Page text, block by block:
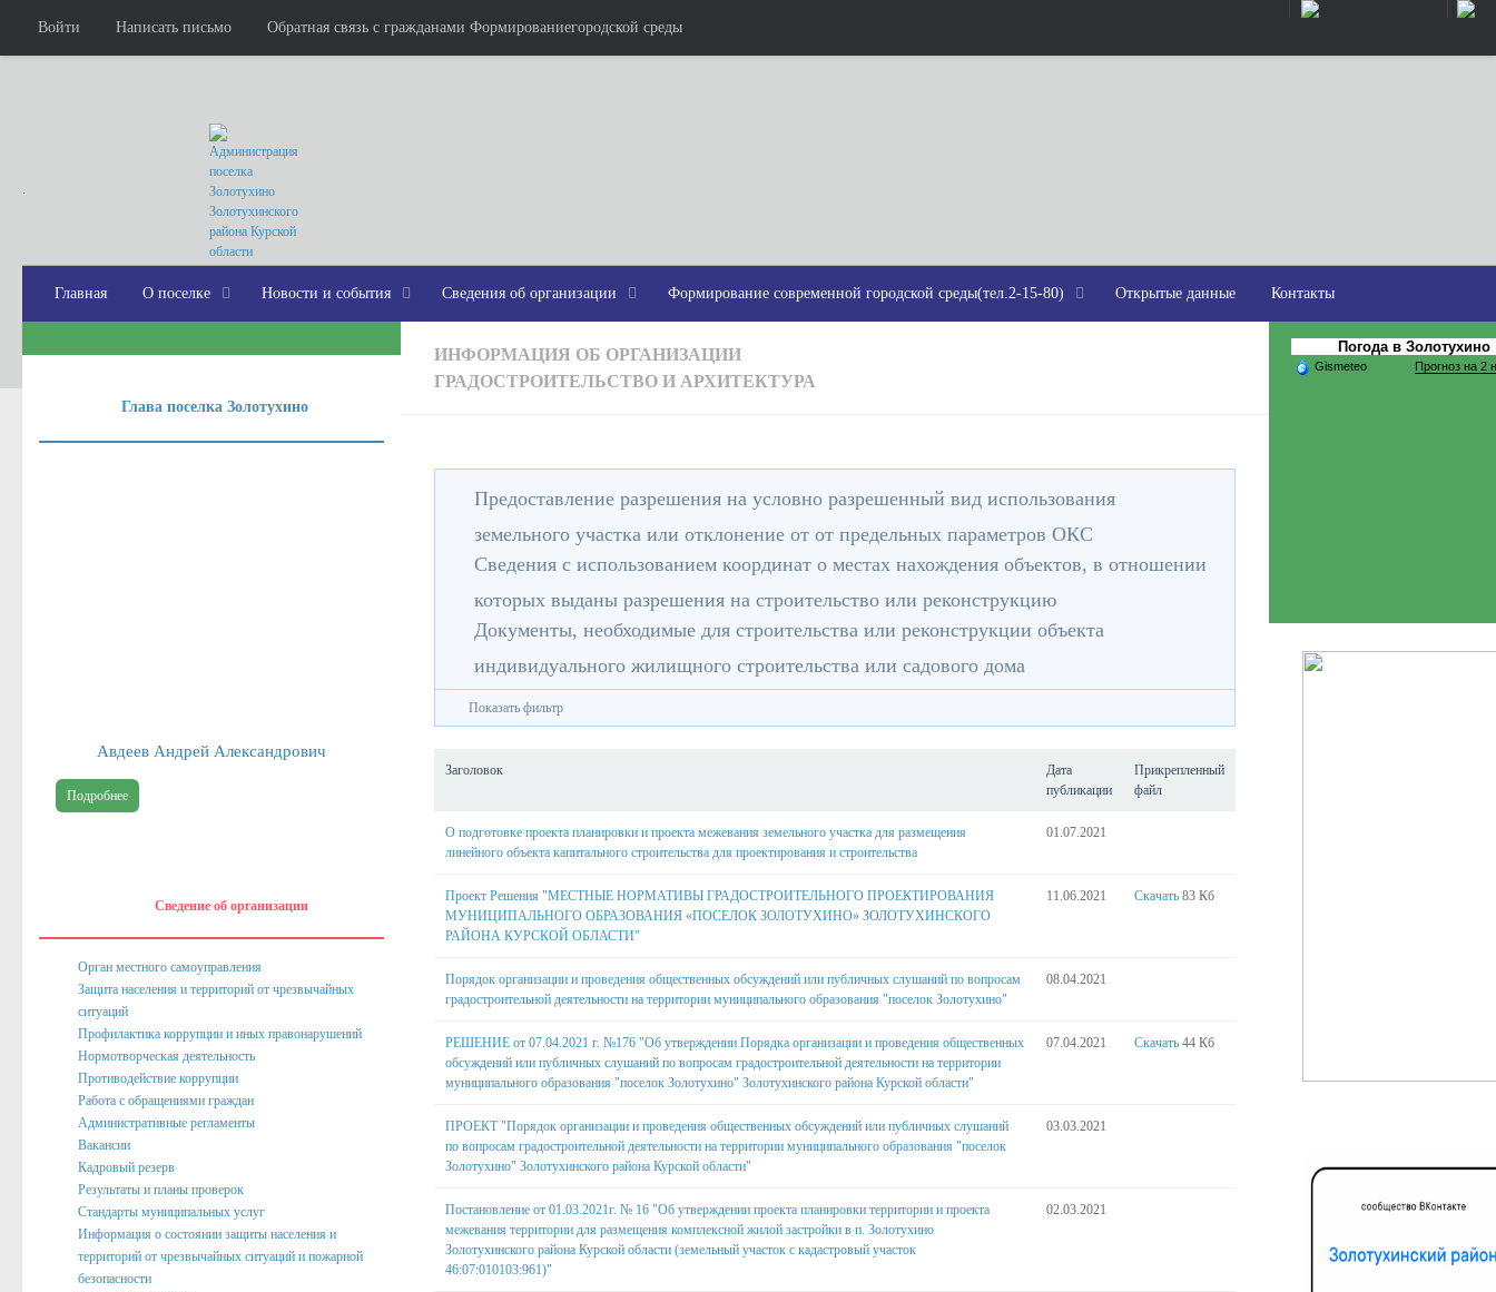
Войти Написать письмо Обратная связь с гражданами Формированиегородской среды
.
Главная О поселке Новости и события Сведения об организации Формирование современной городской среды(тел.2-15-80) Открытые данные Контакты
ИНФОРМАЦИЯ ОБ ОРГАНИЗАЦИИ
ГРАДОСТРОИТЕЛЬСТВО И АРХИТЕКТУРА
Предоставление разрешения на условно разрешенный вид использования
земельного участка или отклонение от от предельных параметров ОКС
Сведения с использованием координат о местах нахождения объектов, в отношении
которых выданы разрешения на строительство или реконструкцию
Документы, необходимые для строительства или реконструкции объекта
индивидуального жилищного строительства или садового дома
Показать фильтр
Заголовок
Дата
публикации
Прикрепленный
файл
О подготовке проекта планировки и проекта межевания земельного участка для размещения
линейного объекта капитального строительства для проектирования и строительства
01.07.2021
Проект Решения "МЕСТНЫЕ НОРМАТИВЫ ГРАДОСТРОИТЕЛЬНОГО ПРОЕКТИРОВАНИЯ
МУНИЦИПАЛЬНОГО ОБРАЗОВАНИЯ «ПОСЕЛОК ЗОЛОТУХИНО» ЗОЛОТУХИНСКОГО
РАЙОНА КУРСКОЙ ОБЛАСТИ"
11.06.2021 Скачать 83 Кб
Порядок организации и проведения общественных обсуждений или публичных слушаний по вопросам
градостроительной деятельности на территории муниципального образования "поселок Золотухино"
08.04.2021
РЕШЕНИЕ от 07.04.2021 г. №176 "Об утверждении Порядка организации и проведения общественных
обсуждений или публичных слушаний по вопросам градостроительной деятельности на территории
муниципального образования "поселок Золотухино" Золотухинского района Курской области"
07.04.2021 Скачать 44 Кб
ПРОЕКТ "Порядок организации и проведения общественных обсуждений или публичных слушаний
по вопросам градостроительной деятельности на территории муниципального образования "поселок
Золотухино" Золотухинского района Курской области"
03.03.2021
Постановление от 01.03.2021г. № 16 "Об утверждении проекта планировки территории и проекта
межевания территории для размещения комплексной жилой застройки в п. Золотухино
Золотухинского района Курской области (земельный участок с кадастровый участок
46:07:010103:961)"
02.03.2021
Глава поселка Золотухино
Авдеев Андрей Александрович
Подробнее
Сведение об организации
Орган местного самоуправления
Защита населения и территорий от чрезвычайных
ситуаций
Профилактика коррупции и иных правонарушений
Нормотворческая деятельность
Противодействие коррупции
Работа с обращениями граждан
Административные регламенты
Вакансии
Кадровый резерв
Результаты и планы проверок
Стандарты муниципальных услуг
Информация о состоянии защиты населения и
территорий от чрезвычайных ситуаций и пожарной
безопасности
Погода в Золотухино
Gismeteo Прогноз на 2